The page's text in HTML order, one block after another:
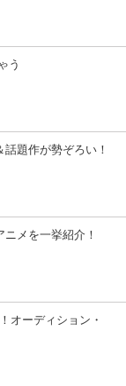
う
題作が勢ぞろい！
ニメを一挙紹介！
オーディション・